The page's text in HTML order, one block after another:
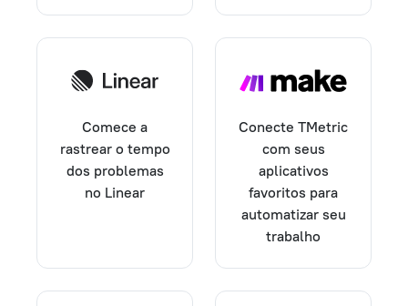
Comece a
rastrear o tempo
dos problemas
no Linear
Conecte TMetric
com seus
aplicativos
favoritos para
automatizar seu
trabalho